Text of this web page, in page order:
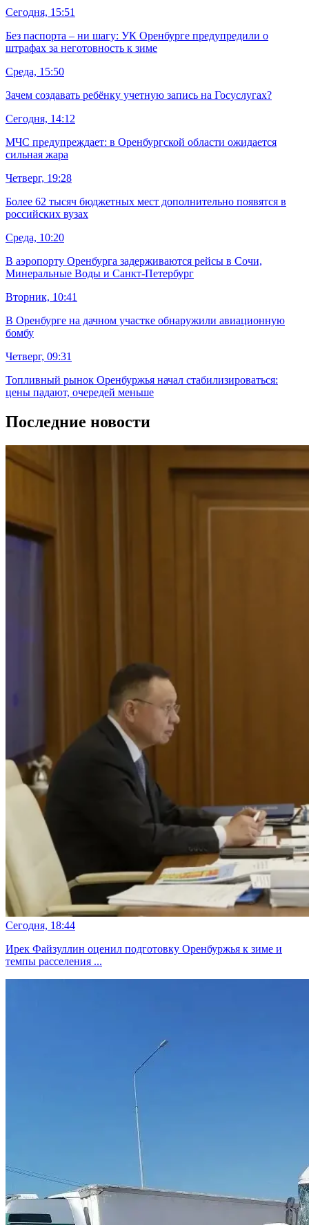
Сегодня, 15:51
Без паспорта – ни шагу: УК Оренбурге предупредили о
штрафах за неготовность к зиме
Среда, 15:50
Зачем создавать ребёнку учетную запись на Госуслугах?
Сегодня, 14:12
МЧС предупреждает: в Оренбургской области ожидается
сильная жара
Четверг, 19:28
Более 62 тысяч бюджетных мест дополнительно появятся в
российских вузах
Среда, 10:20
В аэропорту Оренбурга задерживаются рейсы в Сочи,
Минеральные Воды и Санкт-Петербург
Вторник, 10:41
В Оренбурге на дачном участке обнаружили авиационную
бомбу
Четверг, 09:31
Топливный рынок Оренбуржья начал стабилизироваться:
цены падают, очередей меньше
Последние новости
Сегодня, 18:44
Ирек Файзуллин оценил подготовку Оренбуржья к зиме и
темпы расселения ...